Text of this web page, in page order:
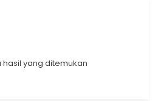
yang ditemukan